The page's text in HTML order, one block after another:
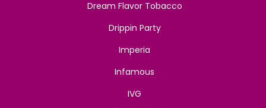
Dream Flavor Tobacco
Drippin Party
Imperia
Infamous
IVG